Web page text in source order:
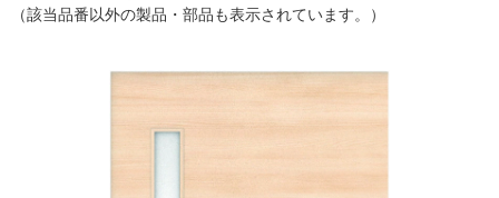
（該当品番以外の製品・部品も表示されています。）